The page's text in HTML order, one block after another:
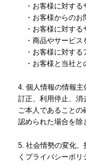
・お客様に対する
・お客様からのお
・お客様に対する
・商品やサービス
・お客様に対する
・お客様と当社と
個人情報の情報主
訂正、利用停止、消
ご本人であること
認められた場合を除
社会情勢の変化、
くプライバシーポリ